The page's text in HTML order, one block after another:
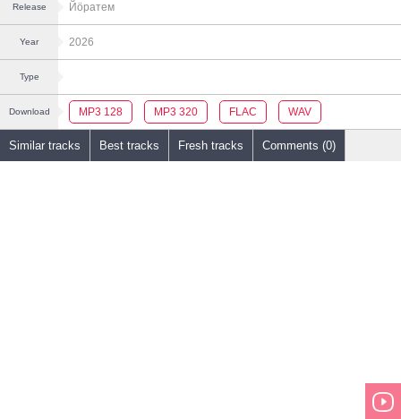
Release Йöратем
Year 2026
Type
Download MP3 128 MP3 320 FLAC WAV
Similar tracks Best tracks Fresh tracks Comments (0)